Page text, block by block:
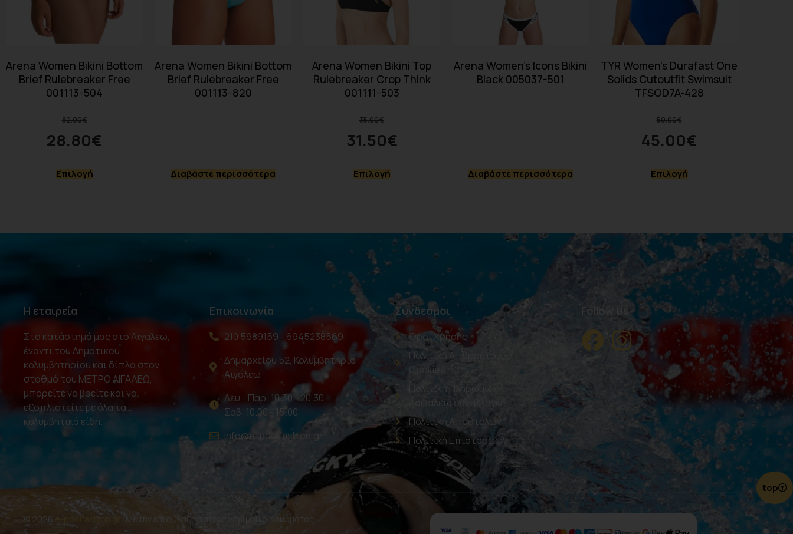
Arena Women Bikini Bottom
Brief Rulebreaker Free
001113-504
32.00€
28.80€
Επιλογή
Arena Women Bikini Bottom
Brief Rulebreaker Free
001113-820
Διαβάστε περισσότερα
Arena Women Bikini Top
Rulebreaker Crop Think
001111-503
35.00€
31.50€
Επιλογή
Arena Women’s Icons Bikini
Black 005037-501
Διαβάστε περισσότερα
TYR Women’s Durafast One
Solids Cutoutfit Swimsuit
TFSOD7A-428
50.00€
45.00€
Επιλογή
Η εταιρεία
Στο κατάστημά μας στο Αιγάλεω,
έναντι του Δημοτικού
κολυμβητηρίου και δίπλα στον
σταθμό του ΜΕΤΡΟ ΑΙΓΑΛΕΩ,
μπορείτε να βρείτε και να
εξοπλιστείτε με όλα τα
κολυμβητικά είδη.
Επικοινωνία
210 5989159 - 6945238569
Δημαρχείου 52, Κολυμβητήριο
Αιγάλεω
Δευ - Παρ: 10.30 - 20.30
Σαβ: 10.00 - 15.00
info@e-poolfashion.gr
Σύνδεσμοι
Όροι Χρήσης
Πολιτική Απορρήτου –
Cookies
Πολιτική Πληρωμών –
Ασφαλείς συναλλαγές
Πολιτική Αποστολών
Πολιτική Επιστροφών
Follow Us
© 2026 e-poolfashion.gr | Με την επιφύλαξη παντός νομίμου δικαιώματος.
top